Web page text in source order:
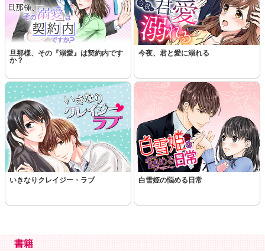
旦那様、その『溺愛』は契約内です
か？
今夜、君と愛に溺れる
いきなりクレイジー・ラブ 白雪姫の悩める日常
書籍